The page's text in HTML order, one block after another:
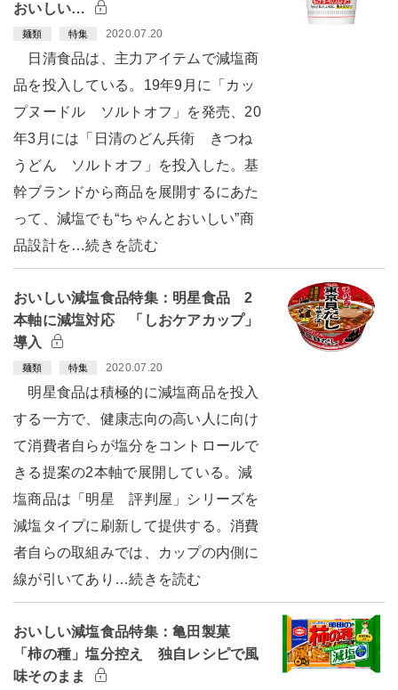
おいしい…
麺類 特集 2020.07.20
日清食品は、主力アイテムで減塩商
品を投入している。19年9月に「カッ
プヌードル ソルトオフ」を発売、20
年3月には「日清のどん兵衛 きつね
うどん ソルトオフ」を投入した。基
幹ブランドから商品を展開するにあた
って、減塩でも“ちゃんとおいしい”商
品設計を…続きを読む
おいしい減塩食品特集：明星食品 2
本軸に減塩対応 「しおケアカップ」
導入
麺類 特集 2020.07.20
明星食品は積極的に減塩商品を投入
する一方で、健康志向の高い人に向け
て消費者自らが塩分をコントロールで
きる提案の2本軸で展開している。減
塩商品は「明星 評判屋」シリーズを
減塩タイプに刷新して提供する。消費
者自らの取組みでは、カップの内側に
線が引いてあり…続きを読む
おいしい減塩食品特集：亀田製菓
「柿の種」塩分控え 独自レシピで風
味そのまま